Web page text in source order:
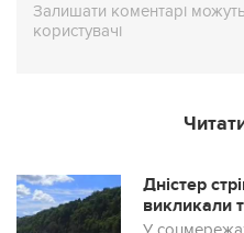
Залишати коментарі
користувачі
Дністер
викликали